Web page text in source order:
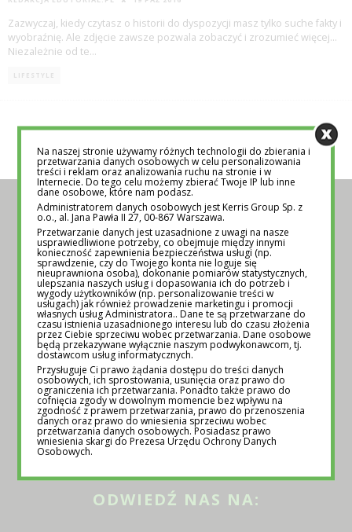
Zazwyczaj, kiedy czytasz o historii do dyspozycji masz tylko suche fakty i
wyobraźnię. Ale zdjęcie zawsze pozwala zobaczyć i zrozumieć więcej…
Niezależnie od te...
LIFESTYLE
POZNAJ NAS BLIŻEJ
O NAS
SKONTAKTUJ SIĘ Z NAMI:
KONTAKT@EDUTORIAL.PL/ +48 570 170 130
ODWIEDŹ NAS NA:
Na naszej stronie używamy różnych technologii do zbierania i
przetwarzania danych osobowych w celu personalizowania
treści i reklam oraz analizowania ruchu na stronie i w
Internecie. Do tego celu możemy zbierać Twoje IP lub inne
dane osobowe, które nam podasz.
Administratorem danych osobowych jest Kerris Group Sp. z
o.o., al. Jana Pawła II 27, 00-867 Warszawa.
Przetwarzanie danych jest uzasadnione z uwagi na nasze
usprawiedliwione potrzeby, co obejmuje między innymi
konieczność zapewnienia bezpieczeństwa usługi (np.
sprawdzenie, czy do Twojego konta nie loguje się
nieuprawniona osoba), dokonanie pomiarów statystycznych,
ulepszania naszych usług i dopasowania ich do potrzeb i
wygody użytkowników (np. personalizowanie treści w
usługach) jak również prowadzenie marketingu i promocji
własnych usług Administratora.. Dane te są przetwarzane do
czasu istnienia uzasadnionego interesu lub do czasu złożenia
przez Ciebie sprzeciwu wobec przetwarzania. Dane osobowe
będą przekazywane wyłącznie naszym podwykonawcom, tj.
dostawcom usług informatycznych.
Przysługuje Ci prawo żądania dostępu do treści danych
osobowych, ich sprostowania, usunięcia oraz prawo do
ograniczenia ich przetwarzania. Ponadto także prawo do
cofnięcia zgody w dowolnym momencie bez wpływu na
zgodność z prawem przetwarzania, prawo do przenoszenia
danych oraz prawo do wniesienia sprzeciwu wobec
przetwarzania danych osobowych. Posiadasz prawo
wniesienia skargi do Prezesa Urzędu Ochrony Danych
Osobowych.